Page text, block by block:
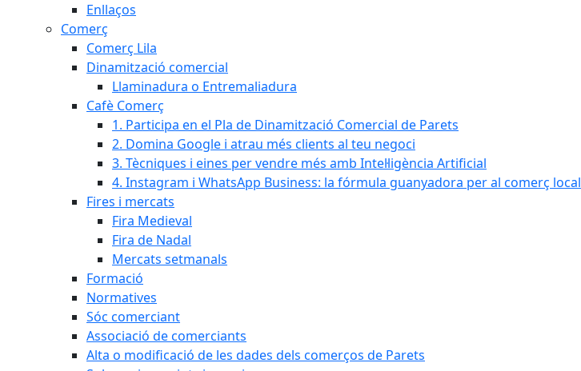
Enllaços
Comerç
Comerç Lila
Dinamització comercial
Llaminadura o Entremaliadura
Cafè Comerç
1. Participa en el Pla de Dinamització Comercial de Parets
2. Domina Google i atrau més clients al teu negoci
3. Tècniques i eines per vendre més amb Intel·ligència Artificial
4. Instagram i WhatsApp Business: la fórmula guanyadora per al comerç local
Fires i mercats
Fira Medieval
Fira de Nadal
Mercats setmanals
Formació
Normatives
Sóc comerciant
Associació de comerciants
Alta o modificació de les dades dels comerços de Parets